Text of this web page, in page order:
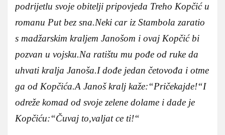
podrijetlu svoje obitelji pripovjeda Treho Kopčić u
romanu Put bez sna.Neki car iz Stambola zaratio
s madžarskim kraljem Janošom i ovaj Kopčić bi
pozvan u vojsku.Na ratištu mu pođe od ruke da
uhvati kralja Janoša.I dođe jedan četovođa i otme
ga od Kopčića.A Janoš kralj kaže:“Pričekajde!“I
odreže komad od svoje zelene dolame i dade je
Kopčiću:“Čuvaj to,valjat ce ti!“